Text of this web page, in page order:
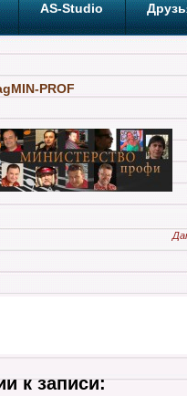
AS-Studio
PROF
к записи: